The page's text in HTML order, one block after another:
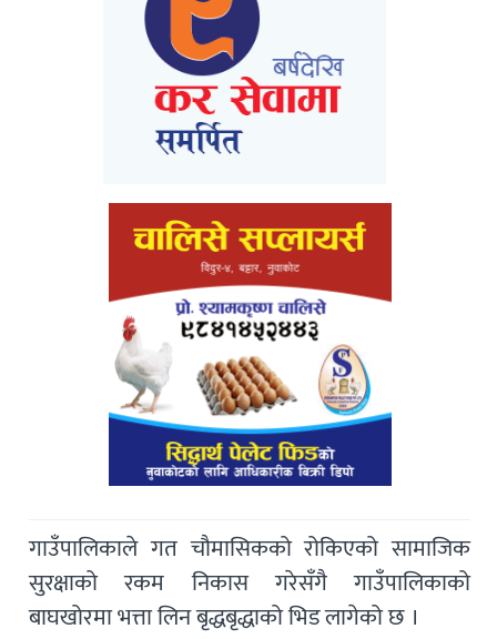
गाउँपालिकाले गत चौमासिकको रोकिएको सामाजिक
सुरक्षाको रकम निकास गरेसँगै गाउँपालिकाको
बाघखोरमा भत्ता लिन बृद्धबृद्धाको भिड लागेको छ ।